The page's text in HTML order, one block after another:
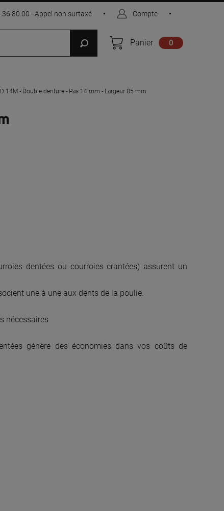
Panier 0
- Appel non surtaxé • Compte •
14M - Double denture - Pas 14 mm - Largeur 85 mm
dentées ou courroies crantées) assurent un
une à une aux dents de la poulie.
nécessaires
génère des économies dans vos coûts de